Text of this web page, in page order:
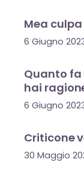
Mea culpa
6 Giugno
Quanto fa
hai
6 Giugno
Criticone
30 Maggio